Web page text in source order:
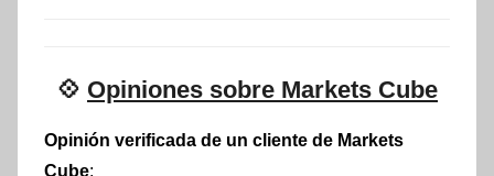
💠 Opiniones sobre Markets Cube
Opinión verificada de un cliente de Markets
Cube: